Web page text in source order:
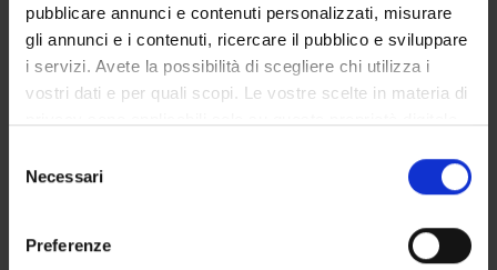
pubblicare annunci e contenuti personalizzati, misurare
gli annunci e i contenuti, ricercare il pubblico e sviluppare
i servizi. Avete la possibilità di scegliere chi utilizza i
vostri dati e per quali scopi. Le vostre scelte in materia di
modificare o revocare il proprio consenso in qualsiasi
momento dalla Dichiarazione sui cookie o facendo clic
delNecessari
Preferenze
Presentazione
Piani didattici
Bacheca avvisi